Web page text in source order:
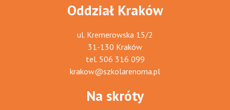
Oddział Kraków
ul. Kremerowska 15/2
31-130 Kraków
tel. 506 316 099
krakow@szkolarenoma.pl
Na skróty